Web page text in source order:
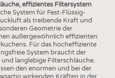
effizientes Filtersystem
System für Fest-Flüssig-
als treibende Kraft und
Geometrie der
außergewöhnlich effizienten
Für das hocheffiziente
System braucht der
langlebige Filterschläuche.
den enormen und bei der